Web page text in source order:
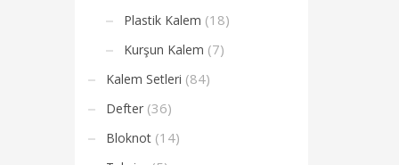
Plastik Kalem (18)
Kurşun Kalem (7)
Kalem Setleri (84)
Defter (36)
Bloknot (14)